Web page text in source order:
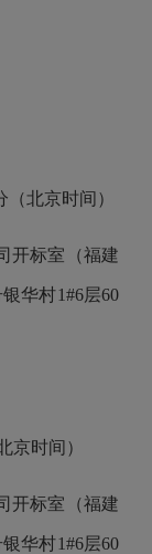
北京时间）
标室（福建
华村1#6层60
时间）
标室（福建
华村1#6层60